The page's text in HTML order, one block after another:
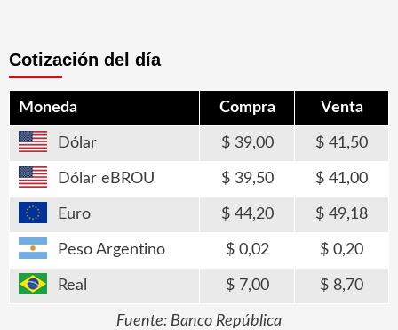
Cotización del día
Moneda Compra Venta
Dólar 39,00 41,50
Dólar eBROU 39,50 41,00
Euro 44,20 49,18
Peso Argentino 0,02 0,20
Real 7,00 8,70
Fuente: Banco República